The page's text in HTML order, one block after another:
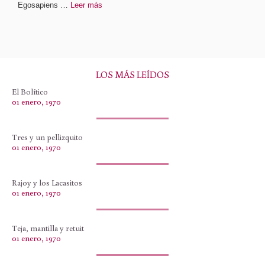
Egosapiens … Leer más
LOS MÁS LEÍDOS
El Bolítico
01 enero, 1970
Tres y un pellizquito
01 enero, 1970
Rajoy y los Lacasitos
01 enero, 1970
Teja, mantilla y retuit
01 enero, 1970